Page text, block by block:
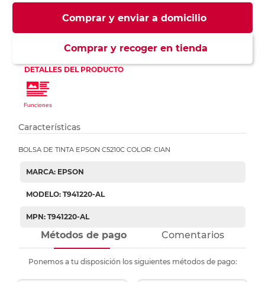
Comprar y enviar a domicilio
Comprar y recoger en tienda
Características
BOLSA DE TINTA EPSON C5210C COLOR: CIAN
MARCA: EPSON
MODELO: T941220-AL
MPN: T941220-AL
Métodos de pago Comentarios
Ponemos a tu disposición los siguientes métodos de pago: